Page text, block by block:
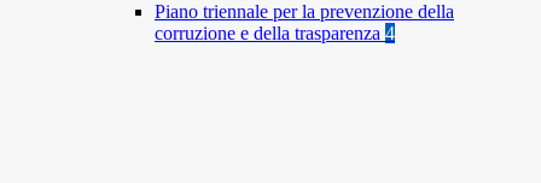
Piano triennale per la prevenzione della
corruzione e della trasparenza 4